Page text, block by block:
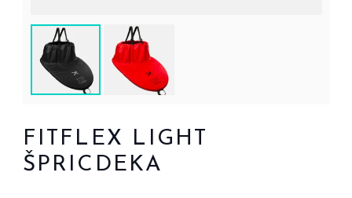
FITFLEX LIGHT
ŠPRICDEKA